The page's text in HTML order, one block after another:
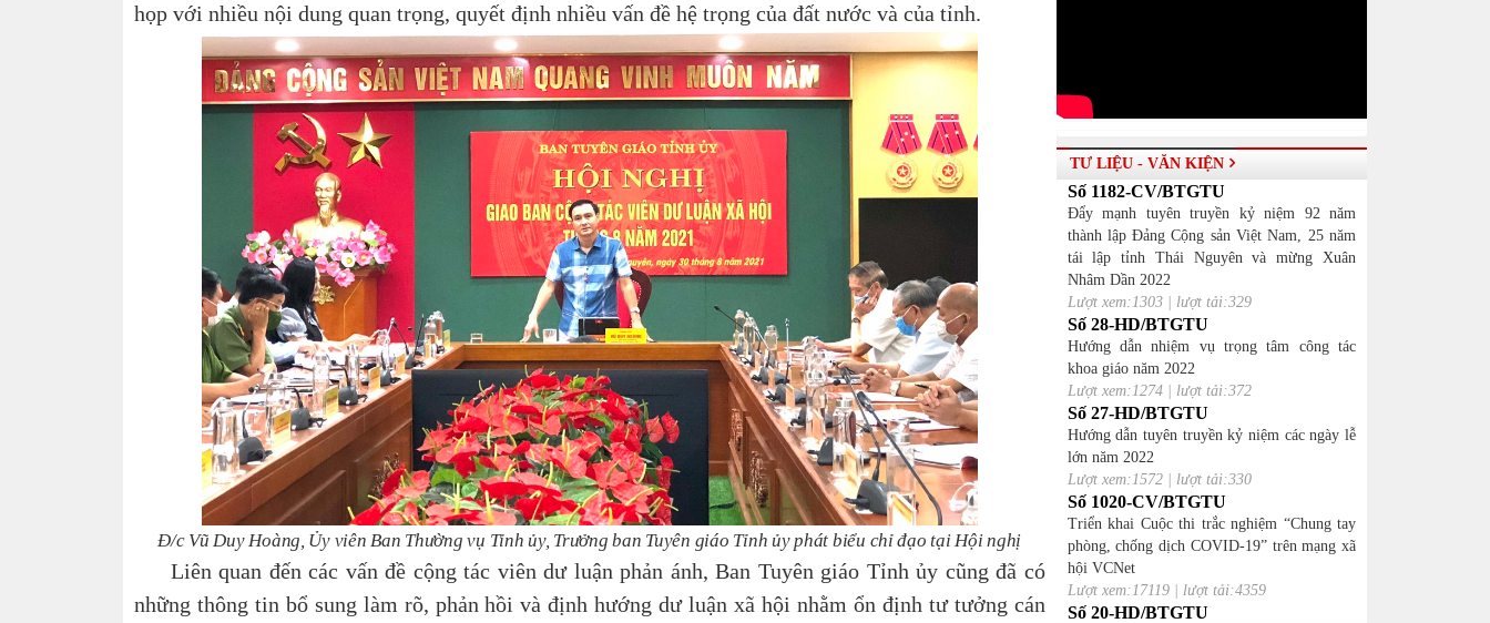
họp với nhiều nội dung quan trọng, quyết định nhiều vấn đề hệ trọng của đất nước và của tỉnh.
Đ/c Vũ Duy Hoàng, Ủy viên Ban Thường vụ Tỉnh ủy, Trưởng ban Tuyên giáo Tỉnh ủy phát biểu chỉ đạo tại Hội nghị
Liên quan đến các vấn đề cộng tác viên dư luận phản ánh, Ban Tuyên giáo Tỉnh ủy cũng đã có
những thông tin bổ sung làm rõ, phản hồi và định hướng dư luận xã hội nhằm ổn định tư tưởng cán
TƯ LIỆU - VĂN KIỆN
Số 1182-CV/BTGTU
Đẩy mạnh tuyên truyền kỷ niệm 92 năm
thành lập Đảng Cộng sản Việt Nam, 25 năm
tái lập tỉnh Thái Nguyên và mừng Xuân
Nhâm Dần 2022
Lượt xem:1303 | lượt tải:329
Số 28-HD/BTGTU
Hướng dẫn nhiệm vụ trọng tâm công tác
khoa giáo năm 2022
Lượt xem:1274 | lượt tải:372
Số 27-HD/BTGTU
Hướng dẫn tuyên truyền kỷ niệm các ngày lễ
lớn năm 2022
Lượt xem:1572 | lượt tải:330
Số 1020-CV/BTGTU
Triển khai Cuộc thi trắc nghiệm “Chung tay
phòng, chống dịch COVID-19” trên mạng xã
hội VCNet
Lượt xem:17119 | lượt tải:4359
Số 20-HD/BTGTU